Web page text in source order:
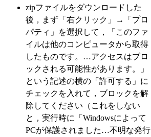
zipファイルをダウンロードした
後，まず「右クリック」→「プロ
パティ」を選択して，「このファ
イルは他のコンピュータから取得
したものです。…アクセスはブロ
ックされる可能性があります。」
という記述の横の「許可する」に
チェックを入れて，ブロックを解
除してください（これをしない
と，実行時に「Windowsによって
PCが保護されました…不明な発行